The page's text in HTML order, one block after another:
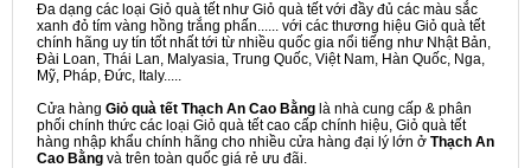
Đa dạng các loại Giỏ quà tết như Giỏ quà tết với đầy đủ các màu sắc
xanh đỏ tím vàng hồng trắng phấn...... với các thương hiệu Giỏ quà tết
chính hãng uy tín tốt nhất tới từ nhiều quốc gia nổi tiếng như Nhật Bản,
Đài Loan, Thái Lan, Malyasia, Trung Quốc, Việt Nam, Hàn Quốc, Nga,
Mỹ, Pháp, Đức, Italy.....
Cửa hàng Giỏ quà tết Thạch An Cao Bằng là nhà cung cấp & phân
phối chính thức các loại Giỏ quà tết cao cấp chính hiệu, Giỏ quà tết
hàng nhập khẩu chính hãng cho nhiều cửa hàng đại lý lớn ở Thạch An
Cao Bằng và trên toàn quốc giá rẻ ưu đãi.